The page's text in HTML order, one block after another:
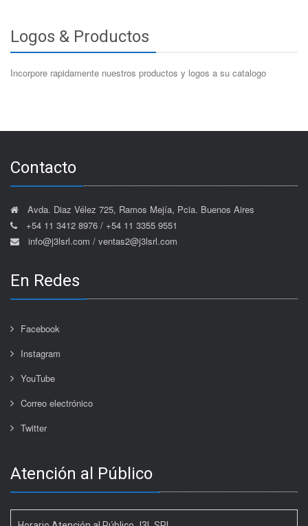
Logos & Productos
Incorpore rapidamente nuestros productos y logos a su catalogo
Contacto
Avda. Diaz Vélez 725, Ramos Mejía, Pcia. Buenos Aires
+54 11 3412 8976 / +54 11 3355 9551
info@j3lsrl.com / ventas2@j3lsrl.com
En Redes
Facebook
Instagram
YouTube
Correo electrónico
Twitter
Atención al Público